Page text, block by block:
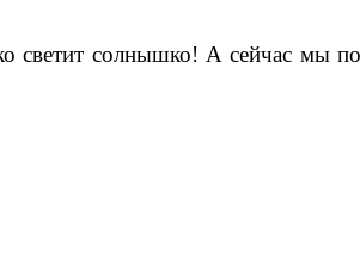
светит солнышко! А сейчас